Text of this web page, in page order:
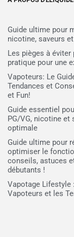
Guide ultime pour
nicotine, saveurs
Les pièges à
pratique pour une
Vapoteurs: Le
Tendances et
et Fun!
Guide essentiel
PG/VG, nicotine et
optimale
Guide ultime pour
optimiser le
conseils, astuces
débutants !
Vapotage Lifestyle
Vapoteurs et les